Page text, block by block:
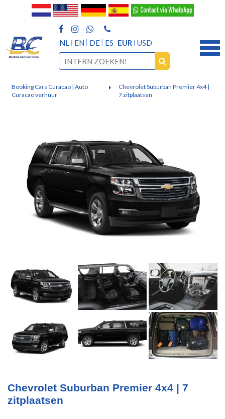
NL EN DE ES EUR USD
Booking Cars Curacao | Auto
Curacao verhuur
Chevrolet Suburban Premier 4x4 |
7 zitplaatsen
Chevrolet Suburban Premier 4x4 | 7
zitplaatsen